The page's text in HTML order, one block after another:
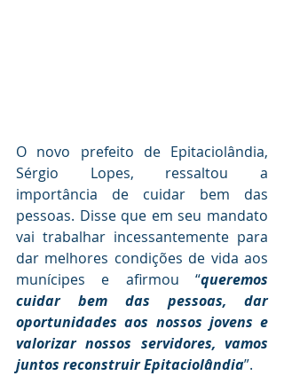
O novo prefeito de Epitaciolândia,
Sérgio Lopes, ressaltou a
importância de cuidar bem das
pessoas. Disse que em seu mandato
vai trabalhar incessantemente para
dar melhores condições de vida aos
munícipes e afirmou “queremos
cuidar bem das pessoas, dar
oportunidades aos nossos jovens e
valorizar nossos servidores, vamos
juntos reconstruir Epitaciolândia”.